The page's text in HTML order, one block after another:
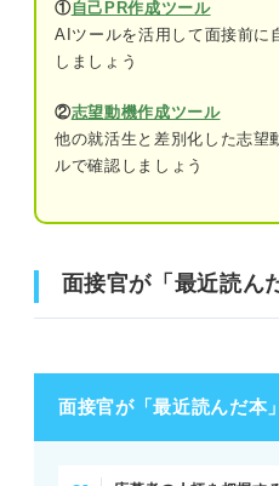
①自己PR作成ツール
AIツールを活用して面接前に
しましょう
②志望動機作成ツール
他の就活生と差別化した志望
ルで確認しましょう
面接官が「最近読ん
面接官が「最近読んだ本